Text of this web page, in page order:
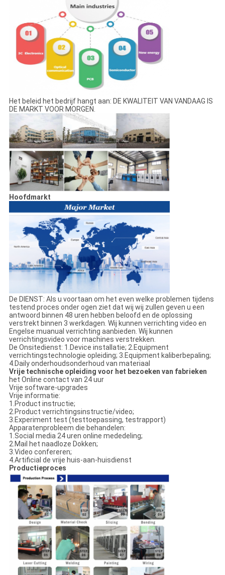
Het beleid het bedrijf hangt aan: DE KWALITEIT VAN VANDAAG IS
DE MARKT VOOR MORGEN.
Hoofdmarkt
De DIENST: Als u voortaan om het even welke problemen tijdens
testend proces onder ogen ziet dat wij wij zullen geven u een
antwoord binnen 48 uren hebben beloofd en de oplossing
verstrekt binnen 3 werkdagen. Wij kunnen verrichting video en
Engelse muanual verrichting aanbieden. Wij kunnen
verrichtingsvideo voor machines verstrekken.
De Onsitedienst: 1.Device installatie; 2.Equipment
verrichtingstechnologie opleiding; 3.Equipment kaliberbepaling;
4.Daily onderhoudsonderhoud van materiaal
Vrije technische opleiding voor het bezoeken van fabrieken
het Online contact van 24 uur
Vrije software-upgrades
Vrije informatie:
1.Product instructie;
2.Product verrichtingsinstructie/video;
3.Experiment test (testtoepassing, testrapport)
Apparatenprobleem die behandelen:
1.Social media 24 uren online mededeling;
2.Mail het naadloze Dokken;
3.Video confereren;
4.Artificial de vrije huis-aan-huisdienst
Productieproces